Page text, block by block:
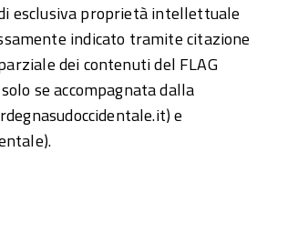
esclusiva proprietà intellettuale
indicato tramite citazione
dei contenuti del FLAG
se accompagnata dalla
e